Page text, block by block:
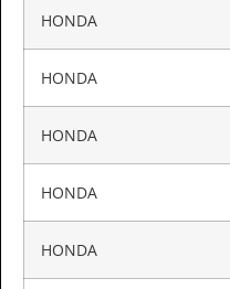
HONDA
HONDA
HONDA
HONDA
HONDA